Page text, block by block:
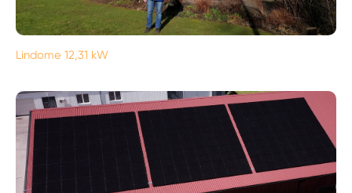
Lindome 12,31 kW